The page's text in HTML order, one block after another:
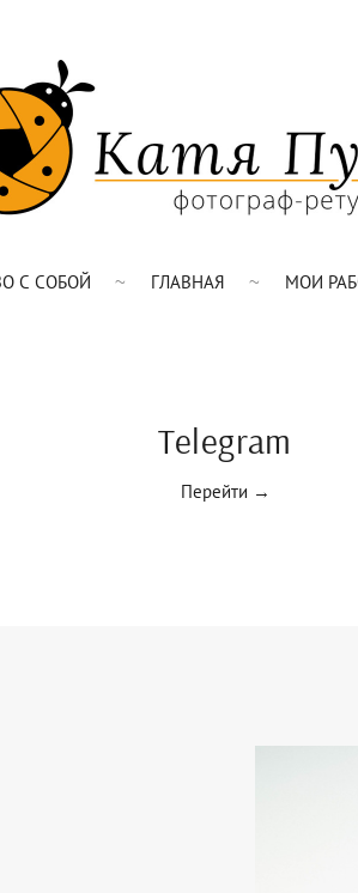
С СОБОЙ ГЛАВНАЯ МОИ
Telegram
Перейти →